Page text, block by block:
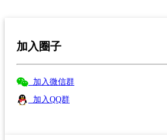
加入圈子
加入微信群
加入QQ群